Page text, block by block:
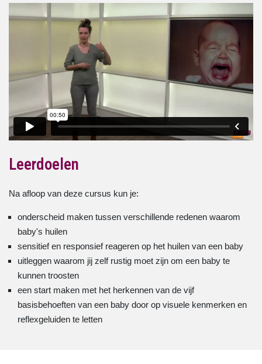
Leerdoelen
Na afloop van deze cursus kun je:
onderscheid maken tussen verschillende redenen waarom
baby's huilen
sensitief en responsief reageren op het huilen van een baby
uitleggen waarom jij zelf rustig moet zijn om een baby te
kunnen troosten
een start maken met het herkennen van de vijf
basisbehoeften van een baby door op visuele kenmerken en
reflexgeluiden te letten